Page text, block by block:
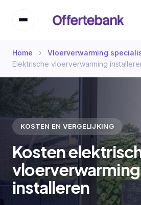
Home › Vloerverwarming
Elektrische vloerverwarming
KOSTEN EN VERGELIJKING
Kosten
vloerverwarming
installeren